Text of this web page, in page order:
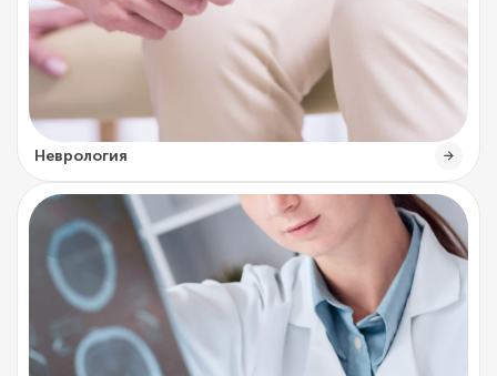
Неврология